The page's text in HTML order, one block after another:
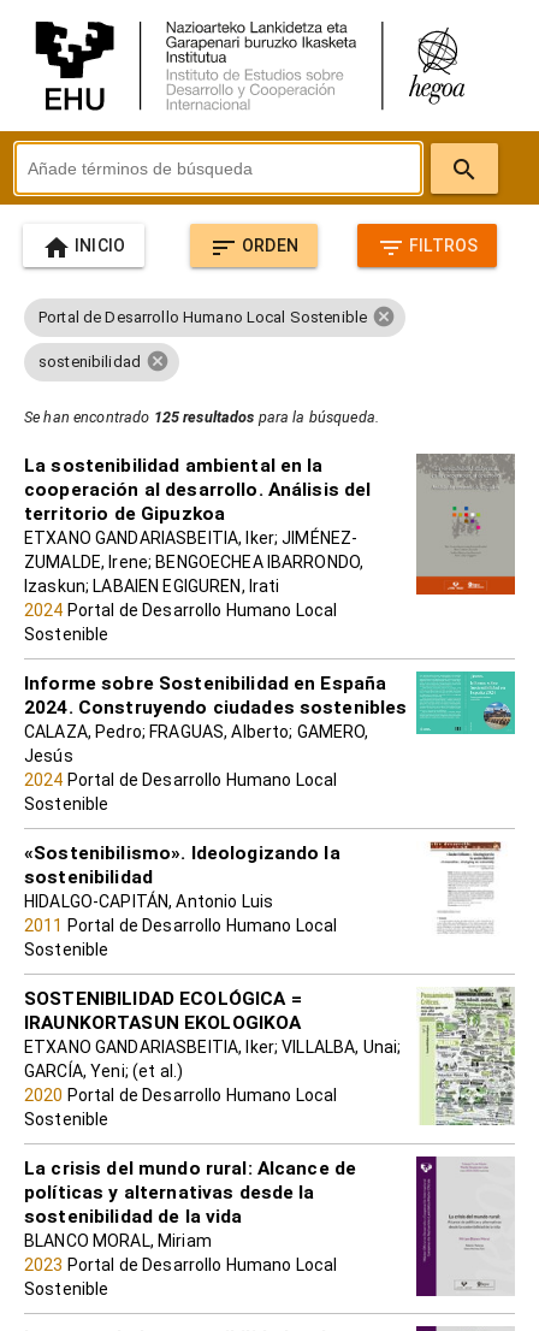
search
home INICIO sort ORDEN filter_list FILTROS
Portal de Desarrollo Humano Local Sostenible cancel
sostenibilidad cancel
Se han encontrado 125 resultados para la búsqueda.
La sostenibilidad ambiental en la
cooperación al desarrollo. Análisis del
territorio de Gipuzkoa
ETXANO GANDARIASBEITIA, Iker; JIMÉNEZ-
ZUMALDE, Irene; BENGOECHEA IBARRONDO,
Izaskun; LABAIEN EGIGUREN, Irati
2024 Portal de Desarrollo Humano Local
Sostenible
Informe sobre Sostenibilidad en España
2024. Construyendo ciudades sostenibles
CALAZA, Pedro; FRAGUAS, Alberto; GAMERO,
Jesús
2024 Portal de Desarrollo Humano Local
Sostenible
«Sostenibilismo». Ideologizando la
sostenibilidad
HIDALGO-CAPITÁN, Antonio Luis
2011 Portal de Desarrollo Humano Local
Sostenible
SOSTENIBILIDAD ECOLÓGICA =
IRAUNKORTASUN EKOLOGIKOA
ETXANO GANDARIASBEITIA, Iker; VILLALBA, Unai;
GARCÍA, Yeni; (et al.)
2020 Portal de Desarrollo Humano Local
Sostenible
La crisis del mundo rural: Alcance de
políticas y alternativas desde la
sostenibilidad de la vida
BLANCO MORAL, Miriam
2023 Portal de Desarrollo Humano Local
Sostenible